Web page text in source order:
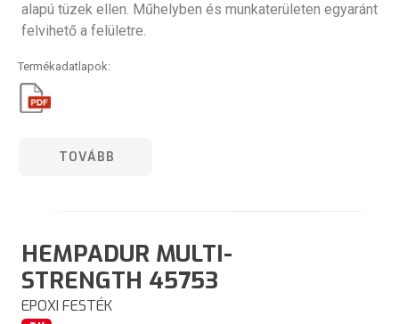
alapú tüzek ellen. Műhelyben és munkaterületen egyaránt
felvihető a felületre.
Termékadatlapok:
TOVÁBB
HEMPADUR MULTI-
STRENGTH 45753
EPOXI FESTÉK